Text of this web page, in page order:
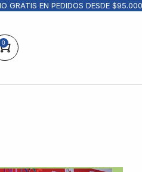
EN PEDIDOS DESDE $95.000
0